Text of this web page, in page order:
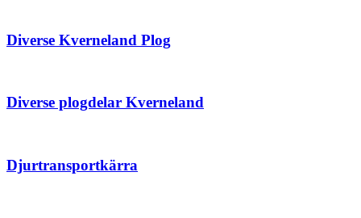
Diverse Kverneland Plog
Diverse plogdelar Kverneland
Djurtransportkärra